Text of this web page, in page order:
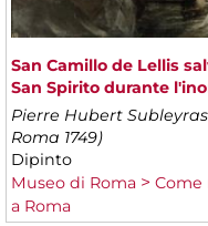
San Camillo de Lellis
San Spirito durante
Pierre Hubert
Roma 1749)
Dipinto
Museo di Roma
Come
a Roma